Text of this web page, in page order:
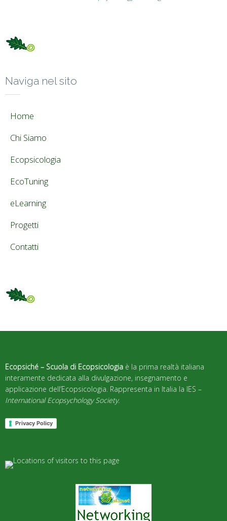
Naviga nel sito
Home
Chi Siamo
Ecopsicologia
EcoTuning
eLearning
Progetti
Contatti
Ecopsiché – Scuola di Ecopsicologia è la prima realtà italiana
interamente dedicata alla divulgazione, insegnamento e
applicazione dell’Ecopsicologia. Rappresenta in Italia la IES –
International Ecopsychology Society.
Privacy Policy